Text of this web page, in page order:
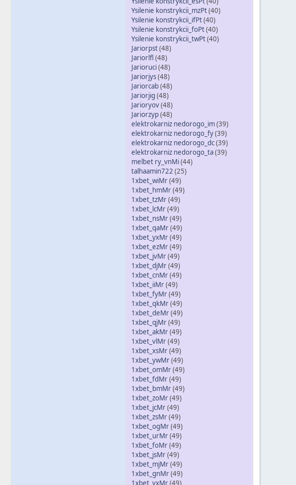
Ysilenie konstrykcii_mzPt(40)
Ysilenie konstrykcii_ifPt(40)
Ysilenie konstrykcii_foPt(40)
Ysilenie konstrykcii_twPt(40)
Jariorpst(48)
Jariorlfl (48)
Jarioruci(48)
Jariorjys(48)
Jariorcab(48)
Jariorjig (48)
Jarioryov(48)
Jariorzyp(48)
elektrokarniz nedorogo_im(39)
elektrokarniz nedorogo_fy(39)
elektrokarniz nedorogo_dc(39)
elektrokarniz nedorogo_ta(39)
melbet ry_vnMi(44)
talhaamin722 (25)
1xbet_wiMr(49)
1xbet_hmMr(49)
1xbet_tzMr(49)
1xbet_lcMr(49)
1xbet_nsMr(49)
1xbet_qaMr(49)
1xbet_yxMr(49)
1xbet_ezMr(49)
1xbet_jvMr(49)
1xbet_djMr(49)
1xbet_cnMr(49)
1xbet_iiMr(49)
1xbet_fyMr(49)
1xbet_qkMr(49)
1xbet_deMr(49)
1xbet_qjMr(49)
1xbet_akMr(49)
1xbet_vlMr(49)
1xbet_xsMr(49)
1xbet_ywMr(49)
1xbet_omMr(49)
1xbet_fdMr(49)
1xbet_bmMr(49)
1xbet_zoMr(49)
1xbet_jcMr(49)
1xbet_zsMr(49)
1xbet_ogMr(49)
1xbet_urMr(49)
1xbet_foMr(49)
1xbet_jsMr(49)
1xbet_mjMr(49)
1xbet_gnMr(49)
1xbet_vxMr(49)